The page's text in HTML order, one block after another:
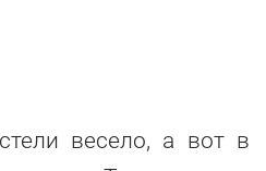
весело, а вот в